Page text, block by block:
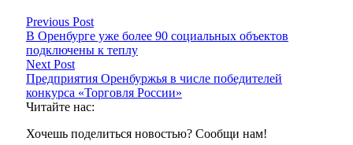
Previous Post
В Оренбурге уже более 90 социальных объектов
подключены к теплу
Next Post
Предприятия Оренбуржья в числе победителей
конкурса «Торговля России»
Читайте нас:
Хочешь поделиться новостью? Сообщи нам!